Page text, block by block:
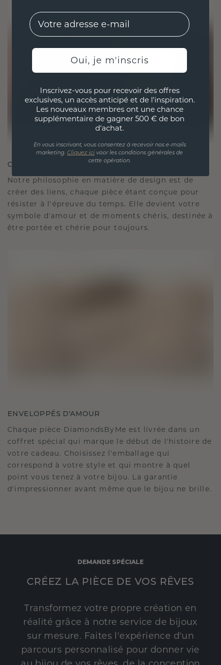
CRÉÉ POUR LA CONNEXION
Notre philosophie en matière de design est de
créer des liens, chaque pièce étant conçue pour
résister à l'épreuve du temps. Elle devient votre
symbole d'amour et de moments chéris, destinée à
être portée et chérie pour toujours.
ENVELOPPÉS D'AMOUR
Chaque pièce DiamondsByMe est livrée dans un
coffret spécial qui marque le début de l'histoire de
votre cadeau. Choisissez l'emballage qui
correspond à votre style et qui montre à quel
point vous tenez à votre bijou. La garantie
d'impressionner avant même que le bijou ne brille.
DEMANDE SPÉCIALE
CRÉEZ LA PIÈCE DE VOS RÊVES
Transformez votre propre création en
réalité grâce à notre service de bijoux
sur mesure. Faites l'expérience d'un
parcours personnalisé pour donner vie
EMail
Oui, je m'inscris
Inscrivez-vous pour recevoir des offres
exclusives, un accès anticipé et de l'inspiration.
Les nouveaux membres ont une chance
supplémentaire de gagner 500 € de bon
d'achat.
En vous inscrivant, vous consentez à recevoir nos e-mails
marketing. Cliquez ici voor les conditions générales de
cette opération.